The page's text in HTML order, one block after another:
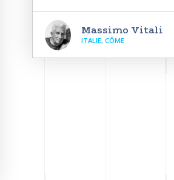
Massimo Vitali
ITALIE, CÔME